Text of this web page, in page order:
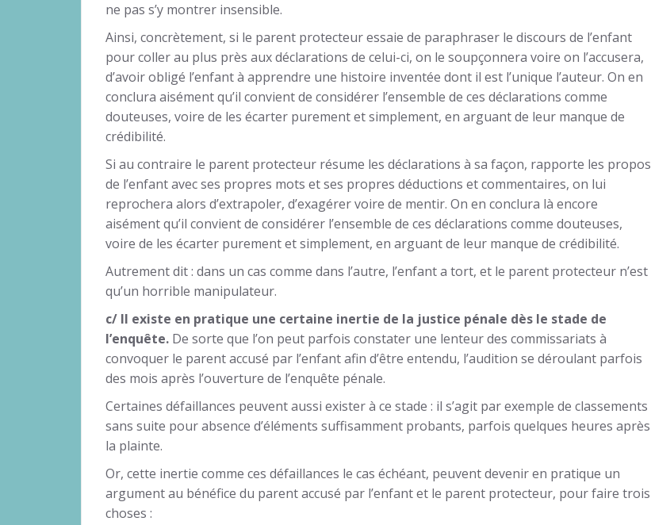
ne pas s’y montrer insensible.
Ainsi, concrètement, si le parent protecteur essaie de paraphraser le discours de l’enfant
pour coller au plus près aux déclarations de celui-ci, on le soupçonnera voire on l’accusera,
d’avoir obligé l’enfant à apprendre une histoire inventée dont il est l’unique l’auteur. On en
conclura aisément qu’il convient de considérer l’ensemble de ces déclarations comme
douteuses, voire de les écarter purement et simplement, en arguant de leur manque de
crédibilité.
Si au contraire le parent protecteur résume les déclarations à sa façon, rapporte les propos
de l’enfant avec ses propres mots et ses propres déductions et commentaires, on lui
reprochera alors d’extrapoler, d’exagérer voire de mentir. On en conclura là encore
aisément qu’il convient de considérer l’ensemble de ces déclarations comme douteuses,
voire de les écarter purement et simplement, en arguant de leur manque de crédibilité.
Autrement dit : dans un cas comme dans l’autre, l’enfant a tort, et le parent protecteur n’est
qu’un horrible manipulateur.
c/ Il existe en pratique une certaine inertie de la justice pénale dès le stade de
l’enquête. De sorte que l’on peut parfois constater une lenteur des commissariats à
convoquer le parent accusé par l’enfant afin d’être entendu, l’audition se déroulant parfois
des mois après l’ouverture de l’enquête pénale.
Certaines défaillances peuvent aussi exister à ce stade : il s’agit par exemple de classements
sans suite pour absence d’éléments suffisamment probants, parfois quelques heures après
la plainte.
Or, cette inertie comme ces défaillances le cas échéant, peuvent devenir en pratique un
argument au bénéfice du parent accusé par l’enfant et le parent protecteur, pour faire trois
choses :